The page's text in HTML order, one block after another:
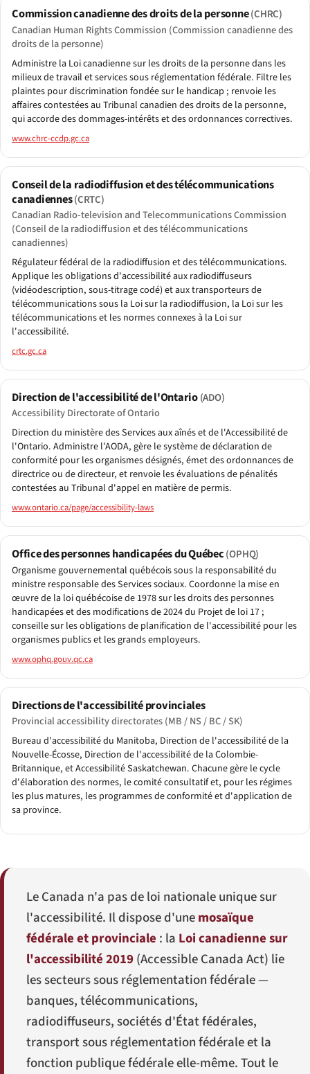
Commission canadienne des droits de la personne(CHRC)
Canadian Human Rights Commission (Commission canadienne des
droits de la personne)
Administre la Loi canadienne sur les droits de la personne dans les
milieux de travail et services sous réglementation fédérale. Filtre les
plaintes pour discrimination fondée sur le handicap ; renvoie les
affaires contestées au Tribunal canadien des droits de la personne,
qui accorde des dommages-intérêts et des ordonnances correctives.
www.chrc-ccdp.gc.ca
Conseil de la radiodiffusion et des télécommunications
canadiennes(CRTC)
Canadian Radio-television and Telecommunications Commission
(Conseil de la radiodiffusion et des télécommunications
canadiennes)
Régulateur fédéral de la radiodiffusion et des télécommunications.
Applique les obligations d'accessibilité aux radiodiffuseurs
(vidéodescription, sous-titrage codé) et aux transporteurs de
télécommunications sous la Loi sur la radiodiffusion, la Loi sur les
télécommunications et les normes connexes à la Loi sur
l'accessibilité.
crtc.gc.ca
Direction de l'accessibilité de l'Ontario(ADO)
Accessibility Directorate of Ontario
Direction du ministère des Services aux aînés et de l'Accessibilité de
l'Ontario. Administre l'AODA, gère le système de déclaration de
conformité pour les organismes désignés, émet des ordonnances de
directrice ou de directeur, et renvoie les évaluations de pénalités
contestées au Tribunal d'appel en matière de permis.
www.ontario.ca/page/accessibility-laws
Office des personnes handicapées du Québec(OPHQ)
Organisme gouvernemental québécois sous la responsabilité du
ministre responsable des Services sociaux. Coordonne la mise en
œuvre de la loi québécoise de 1978 sur les droits des personnes
handicapées et des modifications de 2024 du Projet de loi 17 ;
conseille sur les obligations de planification de l'accessibilité pour les
organismes publics et les grands employeurs.
www.ophq.gouv.qc.ca
Directions de l'accessibilité provinciales
Provincial accessibility directorates (MB / NS / BC / SK)
Bureau d'accessibilité du Manitoba, Direction de l'accessibilité de la
Nouvelle-Écosse, Direction de l'accessibilité de la Colombie-
Britannique, et Accessibilité Saskatchewan. Chacune gère le cycle
d'élaboration des normes, le comité consultatif et, pour les régimes
les plus matures, les programmes de conformité et d'application de
sa province.
Le Canada n'a pas de loi nationale unique sur
l'accessibilité. Il dispose d'unemosaïque
fédérale et provinciale : la Loi canadienne sur
l'accessibilité 2019(Accessible Canada Act) lie
les secteurs sous réglementation fédérale —
banques, télécommunications,
radiodiffuseurs, sociétés d'État fédérales,
transport sous réglementation fédérale et la
fonction publique fédérale elle-même. Tout le